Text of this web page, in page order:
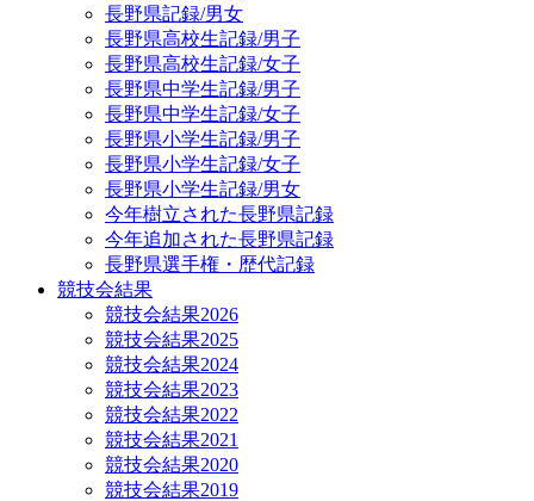
長野県記録/男女
長野県高校生記録/男子
長野県高校生記録/女子
長野県中学生記録/男子
長野県中学生記録/女子
長野県小学生記録/男子
長野県小学生記録/女子
長野県小学生記録/男女
今年樹立された長野県記録
今年追加された長野県記録
長野県選手権・歴代記録
競技会結果
競技会結果2026
競技会結果2025
競技会結果2024
競技会結果2023
競技会結果2022
競技会結果2021
競技会結果2020
競技会結果2019